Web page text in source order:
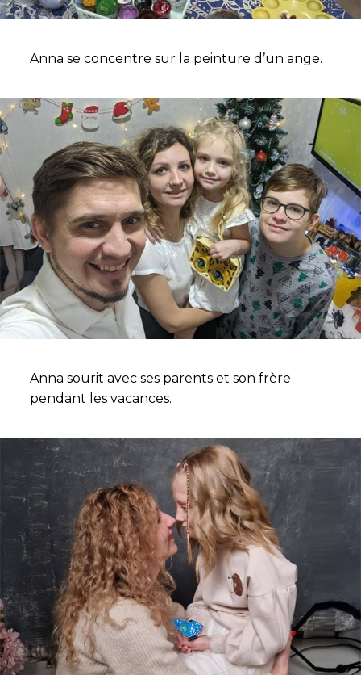
Anna se concentre sur la peinture d’un ange.
Anna sourit avec ses parents et son frère
pendant les vacances.